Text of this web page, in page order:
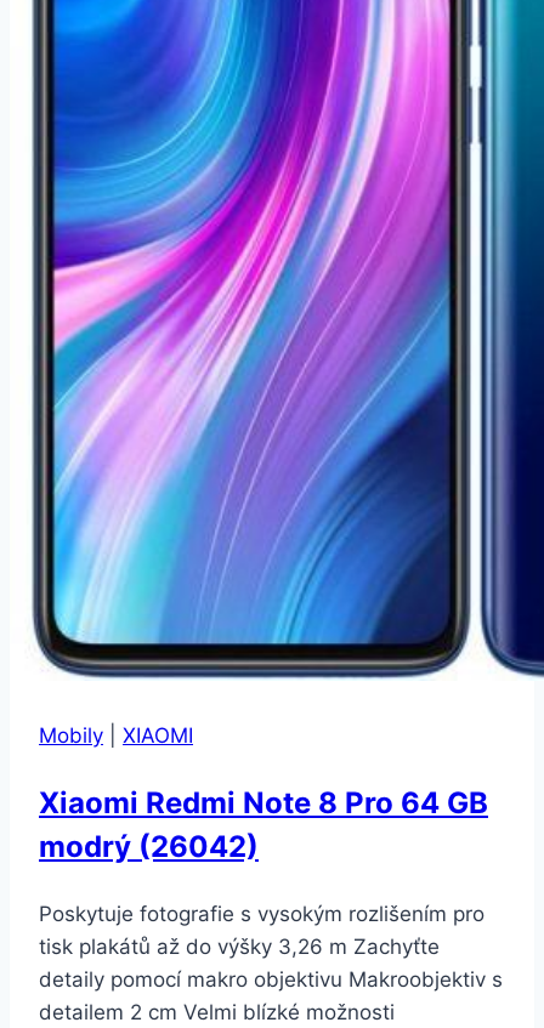
Mobily XIAOMI
Xiaomi Redmi Note 8 Pro 64 GB
modrý (26042)
Poskytuje fotografie s vysokým rozlišením pro
tisk plakátů až do výšky 3,26 m Zachyťte
detaily pomocí makro objektivu Makroobjektiv s
detailem 2 cm Velmi blízké možnosti